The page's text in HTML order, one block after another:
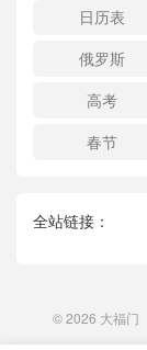
日历表
俄罗斯
高考
春节
全站链接：
© 2026 大福门